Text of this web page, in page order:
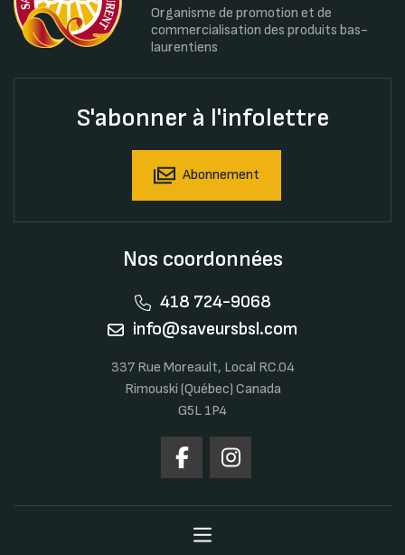
Organisme de promotion et de
commercialisation des produits bas-
laurentiens
S'abonner à l'infolettre
Abonnement
Nos coordonnées
418 724-9068
info@saveursbsl.com
337 Rue Moreault, Local RC.04
Rimouski (Québec) Canada
G5L 1P4